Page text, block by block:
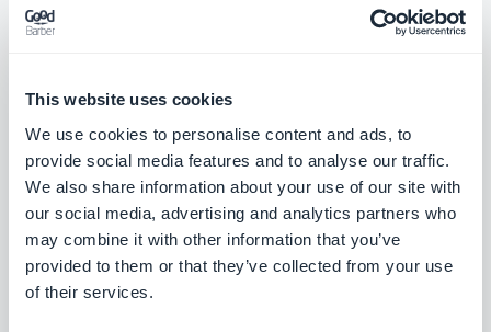
This website uses cookies
We use cookies to personalise content and ads, to
provide social media features and to analyse our traffic.
We also share information about your use of our site with
our social media, advertising and analytics partners who
may combine it with other information that you’ve
provided to them or that they’ve collected from your use
of their services.
Instagram Custom Audience
Vapaa
Keap Max Classic
Lisää tuloja automatisoimalla
asiakaskokemusta